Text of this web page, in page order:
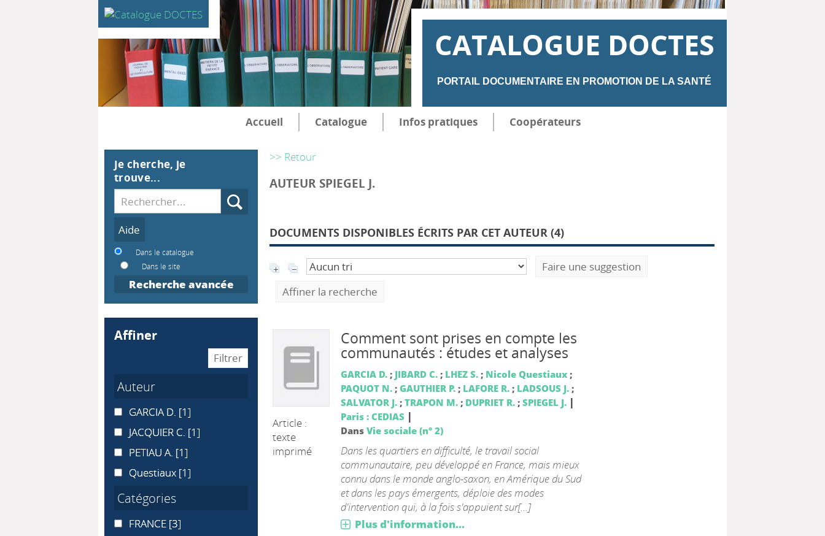
CATALOGUE DOCTES
PORTAIL DOCUMENTAIRE EN PROMOTION DE LA SANTÉ
Accueil Catalogue Infos pratiques Coopérateurs
>> Retour
AUTEUR SPIEGEL J.
DOCUMENTS DISPONIBLES ÉCRITS PAR CET AUTEUR (4)
Faire une suggestion
Affiner la recherche
Article :
texte
imprimé
Comment sont prises en compte les
communautés : études et analyses
GARCIA D.; JIBARD C.; LHEZ S.; Nicole Questiaux;
PAQUOT N.; GAUTHIER P.; LAFORE R.; LADSOUS J.;
SALVATOR J.; TRAPON M.; DUPRIET R.; SPIEGEL J. |
Paris : CEDIAS |
Dans Vie sociale (n° 2)
Dans les quartiers en difficulté, le travail social
communautaire, peu développé en France, mais mieux
connu dans le monde anglo-saxon, en Amérique du Sud
et dans les pays émergents, déploie des modes
d'intervention qui, à la fois s'appuient sur[...]
Plus d'information...
Je cherche, je
trouve...
Recherche
Dans le catalogue
Dans le site
Recherche avancée
affiner
Auteur
GARCIA D.
GARCIA D. [1]
JACQUIER C.
JACQUIER C. [1]
PETIAU A.
PETIAU A. [1]
Questiaux
Questiaux [1]
Catégories
FRANCE
FRANCE [3]